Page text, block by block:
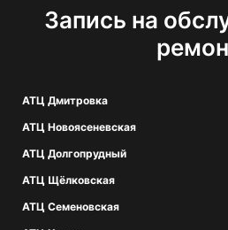
Запись на
АТЦ Дмитровка
АТЦ Новоясеневская
АТЦ Долгопрудный
АТЦ Щёлковская
АТЦ Семеновская